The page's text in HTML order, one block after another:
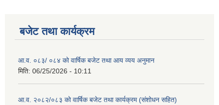
बजेट तथा कार्यक्रम
आ.व. ०८३/ ०८४ को वार्षिक बजेट तथा आय व्यय अनुमान
मिति: 06/25/2026 - 10:11
आ.व. २०८२/०८३ को वार्षिक बजेट तथा कार्यक्रम (संशोधन सहित)